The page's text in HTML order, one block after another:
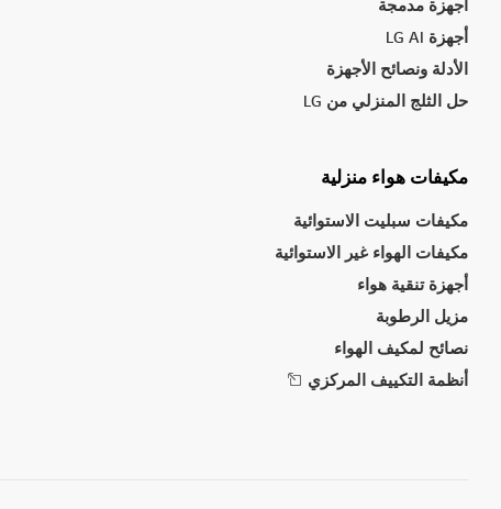
أجهزة مدمجة
أجهزة LG AI
الأدلة ونصائح الأجهزة
حل الثلج المنزلي من LG
مكيفات هواء منزلية
مكيفات سبليت الاستوائية
مكيفات الهواء غير الاستوائية
أجهزة تنقية هواء
مزيل الرطوبة
نصائح لمكيف الهواء
أنظمة التكييف المركزي